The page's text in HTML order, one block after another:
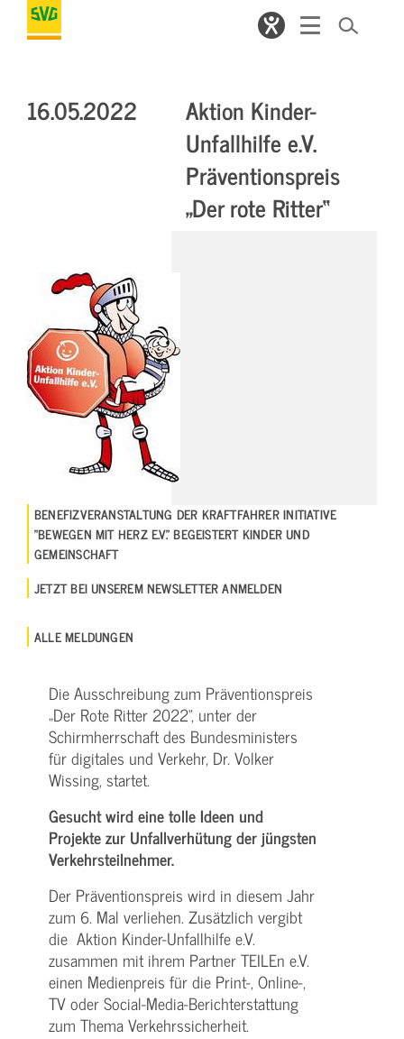
16.05.2022
Aktion Kinder-
Unfallhilfe e.V.
Präventionspreis
„Der rote Ritter“
BENEFIZVERANSTALTUNG DER KRAFTFAHRER INITIATIVE
"BEWEGEN MIT HERZ E.V." BEGEISTERT KINDER UND
GEMEINSCHAFT
JETZT BEI UNSEREM NEWSLETTER ANMELDEN
ALLE MELDUNGEN
Die Ausschreibung zum Präventionspreis
„Der Rote Ritter 2022“, unter der
Schirmherrschaft des Bundesministers
für digitales und Verkehr, Dr. Volker
Wissing, startet.
Gesucht wird eine tolle Ideen und
Projekte zur Unfallverhütung der jüngsten
Verkehrsteilnehmer.
Der Präventionspreis wird in diesem Jahr
zum 6. Mal verliehen. Zusätzlich vergibt
die Aktion Kinder-Unfallhilfe e.V.
zusammen mit ihrem Partner TEILEn e.V.
einen Medienpreis für die Print-, Online-,
TV oder Social-Media-Berichterstattung
zum Thema Verkehrssicherheit.